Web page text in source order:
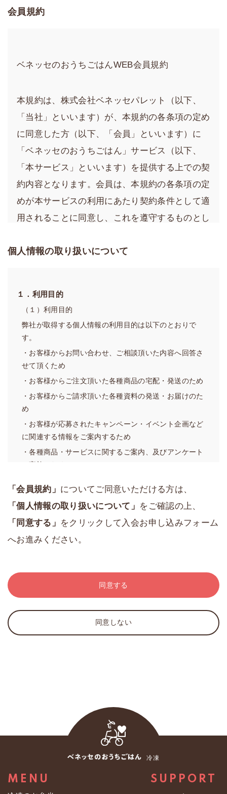
会員規約
ベネッセのおうちごはんWEB会員規約
本規約は、株式会社ベネッセパレット（以下、
「当社」といいます）が、本規約の各条項の定め
に同意した方（以下、「会員」といいます）に
「ベネッセのおうちごはん」サービス（以下、
「本サービス」といいます）を提供する上での契
約内容となります。会員は、本規約の各条項の定
めが本サービスの利用にあたり契約条件として適
用されることに同意し、これを遵守するものとし
1．当社は、会員に、当社が運営する本サービスのウェブ
サイト（以下、「当サイト」といいます）で本サービス
を提供します。
2．当社は、変更後の内容および効力発生日を事前に当サ
イトに掲載して周知することで、効力発生日をもって本
規約を変更することができるものとします。
3．当社は、本規約を具体化しまたは補足するための規則
きるものとします。当サイトにおける「ご利用ガイド」
は、当該規則に該当するものとします。
4．前各項にかかわらず、軽微な事項の変更については当
由に設置し、内容を決定・変更し、または廃止すること
ができます。
ル・郵便・電話・FAX等により行うことができます。
第3条（会員登録料等）
1．入会は、会員が所定の会員登録手続を行った際に成立
します。ただし、次のいずれかに該当する場合には、当
取り消すことができます。
（1）登録した個人情報に、虚偽の情報、誤記または記入
個人情報の取り扱いについて
１．利用目的
（１）利用目的
弊社が取得する個人情報の利用目的は以下のとおりで
す。
・お客様からお問い合わせ、ご相談頂いた内容へ回答さ
せて頂くため
・お客様からご注文頂いた各種商品の宅配・発送のため
・お客様からご請求頂いた各種資料の発送・お届けのた
め
・お客様が応募されたキャンペーン・イベント企画など
に関連する情報をご案内するため
・各種商品・サービスに関するご案内、及びアンケート
の実施のため
（２）利用目的の例外
弊社は、あらかじめお客様の同意を得ずに前項の利用目
的の達成に必要な範囲を超えて個人情報の取扱いを行い
ません。ただし、法の例外に該当する場合については、
※弊社は、取得した個人情報について、個人が特定でき
ない情報に加工し、数値化された統計情報としてサービ
スや業務の維持・改善のために使用することがありま
す。なお、統計情報は法の適用対象外であり、個人情報
を統計情報に加工する過程を利用目的とする必要はない
とされています。
３．保有個人データに関する事項
（１）個人情報取扱事業者の氏名又は名称及び住所並び
株式会社ベネッセパレット
〒１６３－０９０５ 東京都新宿区西新宿２丁目３番１
「会員規約」 についてご同意いただける方は、
「個人情報の取り扱いについて」 をご確認の上、
「同意する」 をクリックして入会お申し込みフォーム
へお進みください。
同意しない
同意する
冷凍
MENU SUPPORT